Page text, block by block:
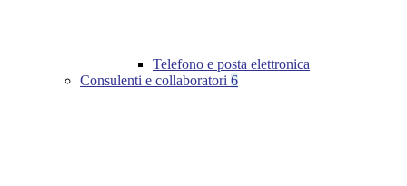
Telefono e posta elettronica
Consulenti e collaboratori 6